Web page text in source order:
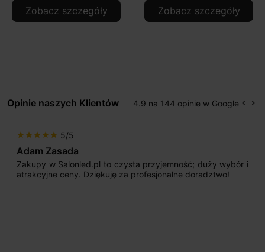
Zobacz szczegóły Zobacz szczegóły
Opinie naszych Klientów 4.9 na 144 opinie w Google keyboard_arrow_left keyboard_arrow_right
star star star star star 5/5
Adam Zasada
Zakupy w Salonled.pl to czysta przyjemność; duży wybór i
atrakcyjne ceny. Dziękuję za profesjonalne doradztwo!